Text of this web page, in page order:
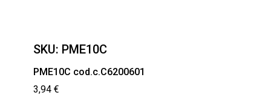
SKU: PME10C
PME10C cod.c.C6200601
3,94 €